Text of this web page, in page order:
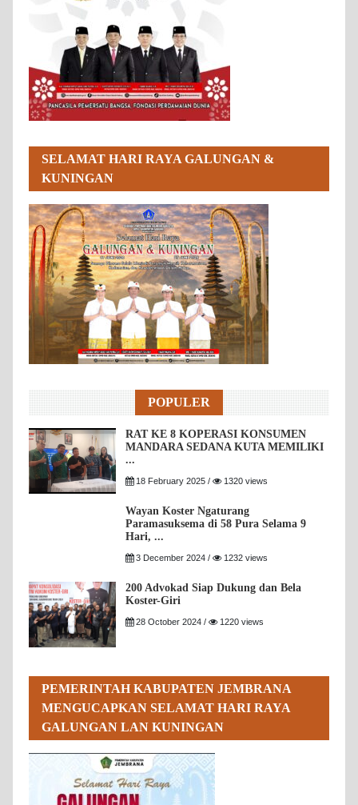
SELAMAT HARI RAYA GALUNGAN &
KUNINGAN
POPULER
RAT KE 8 KOPERASI KONSUMEN
MANDARA SEDANA KUTA MEMILIKI
...
18 February 2025 / 1320 views
Wayan Koster Ngaturang
Paramasuksema di 58 Pura Selama 9
Hari, ...
3 December 2024 / 1232 views
200 Advokad Siap Dukung dan Bela
Koster-Giri
28 October 2024 / 1220 views
PEMERINTAH KABUPATEN JEMBRANA
MENGUCAPKAN SELAMAT HARI RAYA
GALUNGAN LAN KUNINGAN